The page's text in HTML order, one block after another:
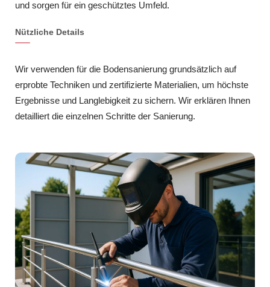
und sorgen für ein geschütztes Umfeld.
Nützliche Details
Wir verwenden für die Bodensanierung grundsätzlich auf
erprobte Techniken und zertifizierte Materialien, um höchste
Ergebnisse und Langlebigkeit zu sichern. Wir erklären Ihnen
detailliert die einzelnen Schritte der Sanierung.